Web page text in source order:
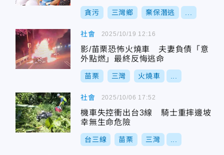
庭前已飛香港
貪污 三灣鄉 棄保潛逃
社會
影/苗栗恐怖火燒車 夫妻負債「意
外點燃」最終反悔逃命
苗栗 三灣 火燒車
2025/10/19 12:16
社會
機車失控衝出台3線 騎士重摔邊坡
幸無生命危險
台三線 苗栗 三灣
2025/10/06 17:52